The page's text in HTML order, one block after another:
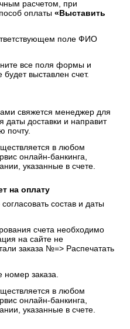
расчетом, при
оплаты «Выставить
поле ФИО
все поля формы и
выставлен счет.
свяжется менеджер для
даты доставки и направит
почту.
в любом
онлайн-банкинга,
указанные в счете.
на оплату
состав и даты
счета необходимо
на сайте не
заказа №=> Распечатать
номер заказа.
в любом
онлайн-банкинга,
указанные в счете.